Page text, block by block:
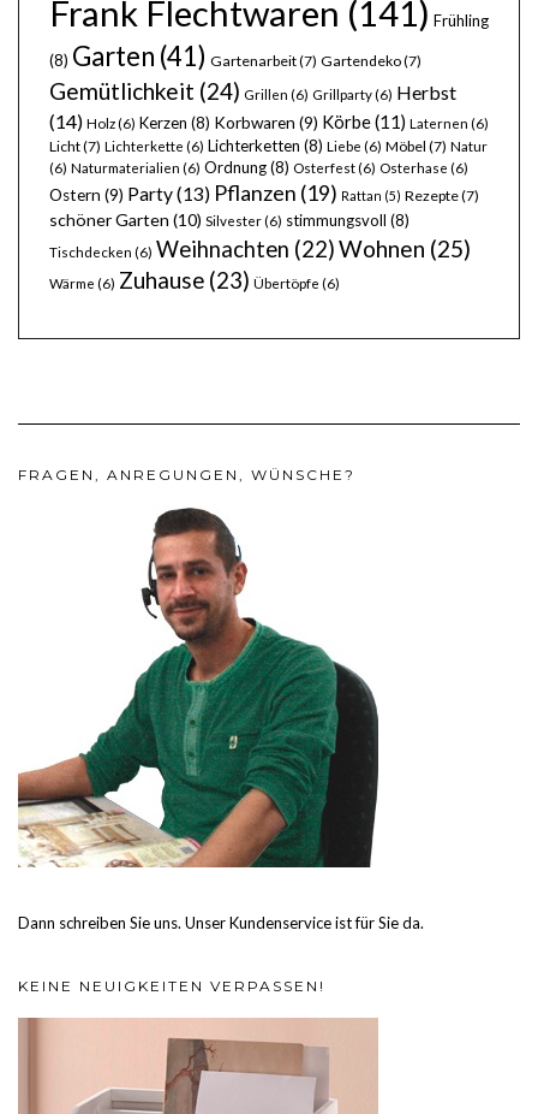
Frank Flechtwaren (141) Frühling
(8) Garten (41) Gartenarbeit(7) Gartendeko(7)
Gemütlichkeit (24) Grillen (6) Grillparty(6) Herbst
(14) Holz(6) Kerzen (8) Korbwaren (9) Körbe(11) Laternen (6)
Licht(7) Lichterkette (6) Lichterketten (8) Liebe (6) Möbel (7) Natur
(6) Naturmaterialien (6) Ordnung(8) Osterfest(6) Osterhase (6)
Ostern (9) Party(13) Pflanzen (19) Rattan (5) Rezepte(7)
schöner Garten (10) Silvester(6) stimmungsvoll (8)
Tischdecken (6) Weihnachten (22)Wohnen (25)
Wärme (6) Zuhause (23) Übertöpfe (6)
FRAGEN, ANREGUNGEN, WÜNSCHE?
Dann schreiben Sie uns. Unser Kundenservice ist für Sie da.
KEINE NEUIGKEITEN VERPASSEN!